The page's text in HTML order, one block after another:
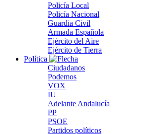
Policía Local
Policía Nacional
Guardia Civil
Armada Española
Ejército del Aire
Ejército de Tierra
Política
Ciudadanos
Podemos
VOX
IU
Adelante Andalucía
PP
PSOE
Partidos políticos